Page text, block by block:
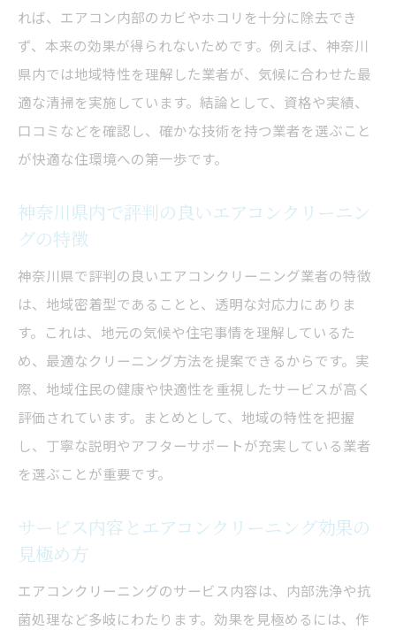
れば、エアコン内部のカビやホコリを十分に除去でき
ず、本来の効果が得られないためです。例えば、神奈川
県内では地域特性を理解した業者が、気候に合わせた最
適な清掃を実施しています。結論として、資格や実績、
口コミなどを確認し、確かな技術を持つ業者を選ぶこと
が快適な住環境への第一歩です。
神奈川県内で評判の良いエアコンクリーニン
グの特徴
神奈川県で評判の良いエアコンクリーニング業者の特徴
は、地域密着型であることと、透明な対応力にありま
す。これは、地元の気候や住宅事情を理解しているた
め、最適なクリーニング方法を提案できるからです。実
際、地域住民の健康や快適性を重視したサービスが高く
評価されています。まとめとして、地域の特性を把握
し、丁寧な説明やアフターサポートが充実している業者
を選ぶことが重要です。
サービス内容とエアコンクリーニング効果の
見極め方
エアコンクリーニングのサービス内容は、内部洗浄や抗
菌処理など多岐にわたります。効果を見極めるには、作